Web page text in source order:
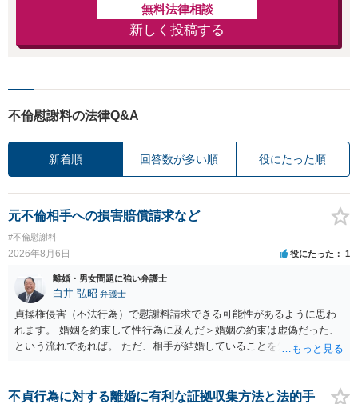
無料法律相談
新しく投稿する
不倫慰謝料の法律Q&A
新着順 回答数が多い順 役にたった順
元不倫相手への損害賠償請求など
#不倫慰謝料
2026年8月6日 役にたった 1
離婚・男女問題に強い弁護士
白井 弘昭 弁護士
貞操権侵害（不法行為）で慰謝料請求できる可能性があるように思わ
れます。 婚姻を約束して性行為に及んだ＞婚姻の約束は虚偽だった、
という流れであれば。 ただ、相手が結婚していることを知って行為に
性も認められそうですので、あまり慰謝料は高額にならないように思
われます。 一度、最寄りの弁護士に相談してみてください。
不貞行為に対する離婚に有利な証拠収集方法と法的手